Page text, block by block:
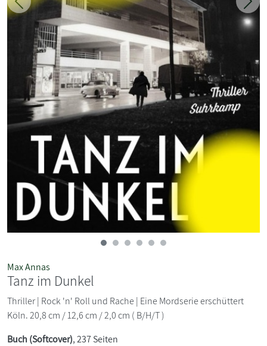
Zurück
Max Annas
Tanz im Dunkel
Thriller | Rock 'n' Roll und Rache | Eine Mordserie erschüttert
Köln. 20,8 cm / 12,6 cm / 2,0 cm ( B/H/T )
Buch (Softcover), 237 Seiten